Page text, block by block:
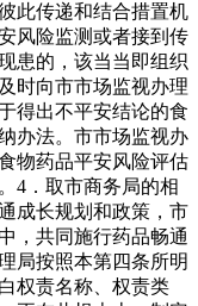
此传递和结合措置机
风险监测或者接到传
患的，该当当即组织
时向市市场监视办理
得出不平安结论的食
办法。市市场监视办
物药品平安风险评估
4．取市商务局的相
成长规划和政策，市
，共同施行药品畅通
局按照本第四条所明
权责名称、权责类